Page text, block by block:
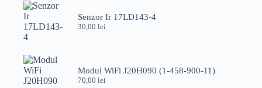
Senzor Ir 17LD143-4
30,00 lei
Modul WiFi J20H090 (1-458-900-11)
70,00 lei